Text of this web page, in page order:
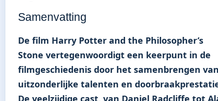
Samenvatting
De film Harry Potter and the Philosopher’s
Stone vertegenwoordigt een keerpunt in de
filmgeschiedenis door het samenbrengen
uitzonderlijke talenten en